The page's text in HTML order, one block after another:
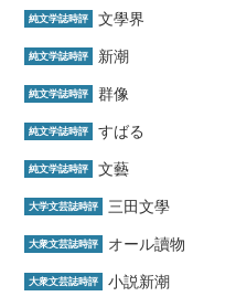
純文学誌時評 文學界
純文学誌時評 新潮
純文学誌時評 群像
純文学誌時評 すばる
純文学誌時評 文藝
大学文芸誌時評 三田文學
大衆文芸誌時評 オール讀物
大衆文芸誌時評 小説新潮